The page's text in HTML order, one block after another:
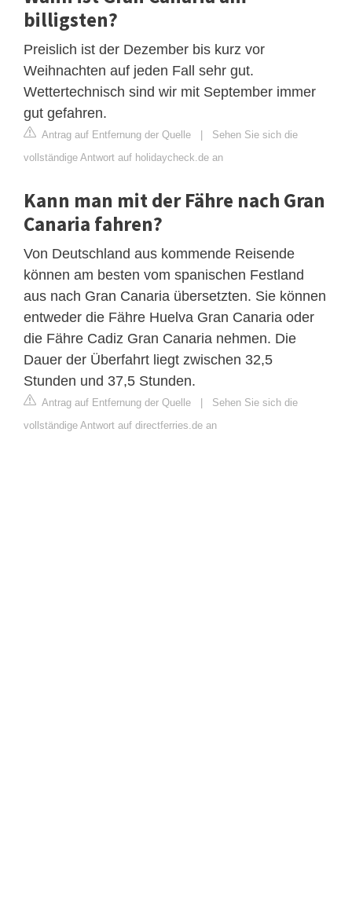
billigsten?
Preislich ist der Dezember bis kurz vor
Weihnachten auf jeden Fall sehr gut.
Wettertechnisch sind wir mit September immer
gut gefahren.
Antrag auf Entfernung der Quelle | Sehen Sie sich die
vollständige Antwort auf holidaycheck.de an
Kann man mit der Fähre nach Gran
Canaria fahren?
Von Deutschland aus kommende Reisende
können am besten vom spanischen Festland
aus nach Gran Canaria übersetzten. Sie können
entweder die Fähre Huelva Gran Canaria oder
die Fähre Cadiz Gran Canaria nehmen. Die
Dauer der Überfahrt liegt zwischen 32,5
Stunden und 37,5 Stunden.
Antrag auf Entfernung der Quelle | Sehen Sie sich die
vollständige Antwort auf directferries.de an